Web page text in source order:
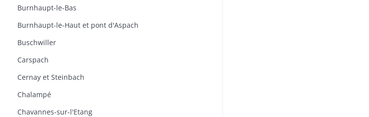
Burnhaupt-le-Bas
Burnhaupt-le-Haut et pont d'Aspach
Buschwiller
Carspach
Cernay et Steinbach
Chalampé
Chavannes-sur-l'Etang